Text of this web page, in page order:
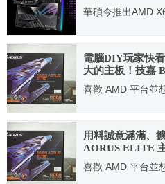
華碩今推出AMD
2022.09.29
電腦DIY玩家快
大的主板！技嘉
分享
喜歡 AMD 平台並
2022.12.05
用料誠意滿滿、
AORUS ELITE
喜歡 AMD 平台並